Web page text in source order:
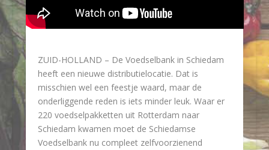
ZUID-HOLLAND – De Voedselbank in Schiedam
heeft een nieuwe distributielocatie. Dat is
misschien wel een feestje waard, maar de
onderliggende reden is iets minder leuk. Waar er
220 voedselpakketten uit Rotterdam naar
Schiedam kwamen moet de Schiedamse
Voedselbank nu compleet zelfvoorzienend